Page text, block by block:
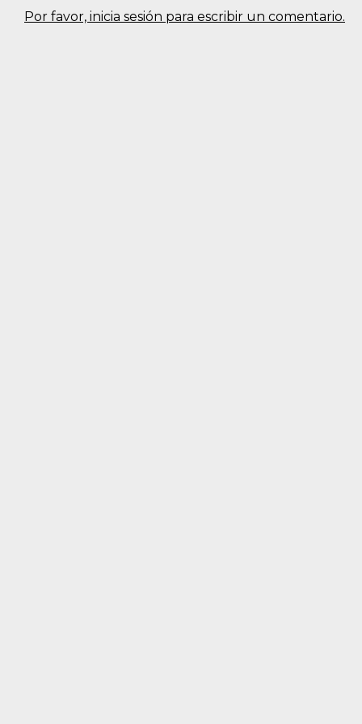
Por favor, inicia sesión para escribir un comentario.